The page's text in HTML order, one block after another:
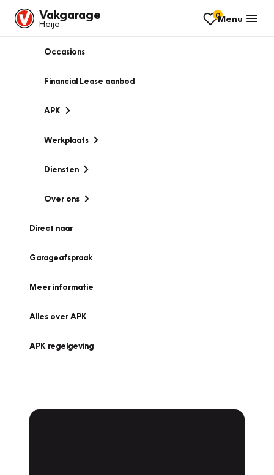
Vakgarage
Heije
0Menu
Occasions
Financial Lease aanbod
APK
Werkplaats
Diensten
Over ons
Direct naar
Garageafspraak
Meer informatie
Alles over APK
APK regelgeving